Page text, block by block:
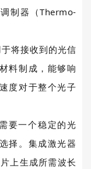
制器（Thermo-
将接收到的光信
料制成，能够响
度对于整个光子
要一个稳定的光
择。集成激光器
上生成所需波长